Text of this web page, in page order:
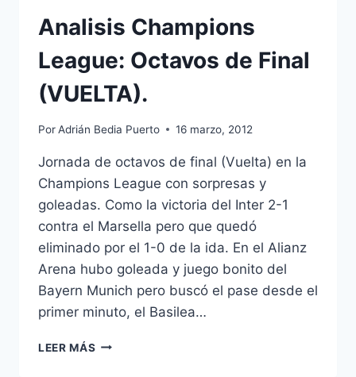
Analisis Champions
League: Octavos de Final
(VUELTA).
PorAdrián Bedia Puerto 16 marzo, 2012
Jornada de octavos de final (Vuelta) en la
Champions League con sorpresas y
goleadas. Como la victoria del Inter 2-1
contra el Marsella pero que quedó
eliminado por el 1-0 de la ida. En el Alianz
Arena hubo goleada y juego bonito del
Bayern Munich pero buscó el pase desde el
primer minuto, el Basilea…
LEER MÁS ANALISIS